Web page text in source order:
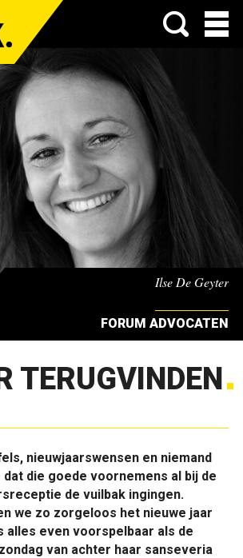
Menu
Ilse De Geyter
FORUM ADVOCATEN
TERUGVINDEN
nieuwjaarswensen en niemand
die goede voornemens al bij de
de vuilbak ingingen.
we zo zorgeloos het nieuwe jaar
alles even voorspelbaar als de
van achter haar sanseveria